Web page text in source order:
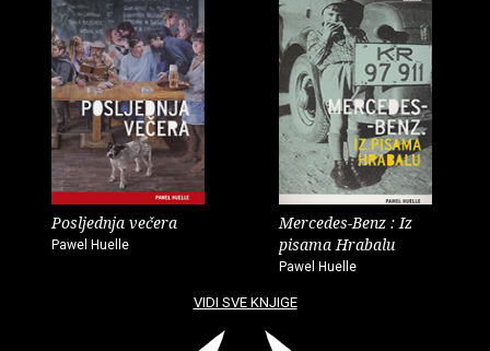
Posljednja večera
Pawel Huelle
Mercedes-Benz : Iz
pisama Hrabalu
Pawel Huelle
VIDI SVE KNJIGE